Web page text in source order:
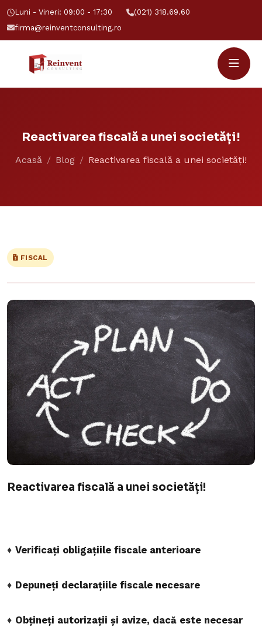
Luni - Vineri: 09:00 - 17:30
(021) 318.69.60
firma@reinventconsulting.ro
Reactivarea fiscală a unei societăți!
Acasă Blog Reactivarea fiscală a unei societăți!
FISCAL
Reactivarea fiscală a unei societăți!
♦ Verificați obligațiile fiscale anterioare
♦ Depuneți declarațiile fiscale necesare
♦ Obțineți autorizații și avize, dacă este necesar